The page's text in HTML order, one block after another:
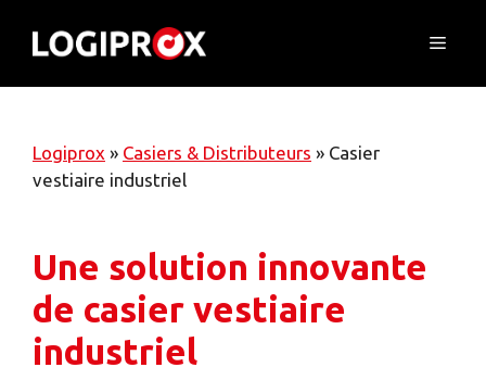
Menu
Logiprox » Casiers & Distributeurs » Casier
vestiaire industriel
Une solution innovante
de casier vestiaire
industriel